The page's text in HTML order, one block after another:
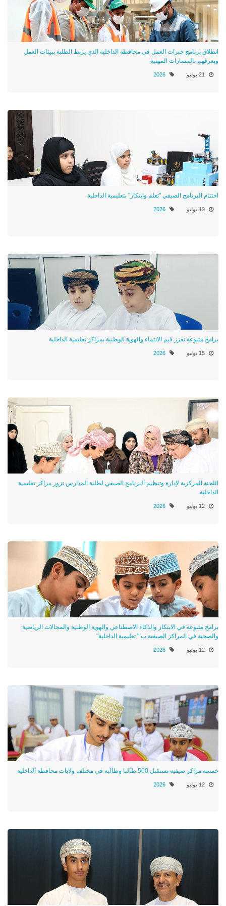
انطلاق برنامج خبرات العمل في محافظة الداخلية الذي يربط الطلبة ببيئات العمل
ويعرفهم بالمسارات المهنية
21 يوليو 2026
اختتام البرنامج الصيفي "تعلم وابتكار" بتعليمية الداخلية
19 يوليو 2026
برامج متنوعة تعزز قيم الانتماء والهوية الوطنية بمراكز تعليمية الداخلية
15 يوليو 2026
اللجنة المركزية لإدارة وتنظيم البرنامج الصيفي لطلبة المدارس تزور مراكز تعليمية
الداخلية
12 يوليو 2026
برامج متنوعة في الابتكار والذكاء الاصطناعي والهوية الوطنية والمجالات الرياضية
والصحية في المراكز الصيفية ب " تعليمية الداخلية"
12 يوليو 2026
خمسة مراكز صيفية تستقبل 500 طالبا وطالبة في مختلف ولايات محافظة الداخلية
12 يوليو 2026